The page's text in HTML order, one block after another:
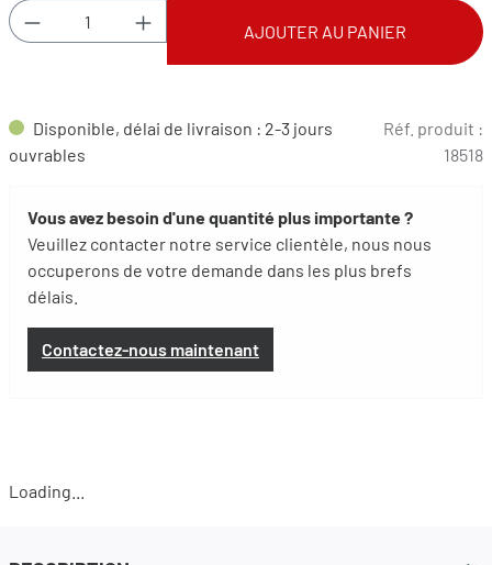
Quantité de produit : Entrez la quantité
AJOUTER AU PANIER
Disponible, délai de livraison : 2-3 jours
ouvrables
Réf. produit :
18518
Vous avez besoin d'une quantité plus importante ?
Veuillez contacter notre service clientèle, nous nous
occuperons de votre demande dans les plus brefs
délais.
Contactez-nous maintenant
Loading...